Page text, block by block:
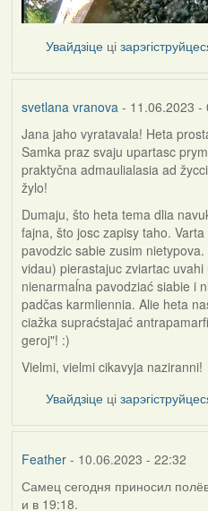
Увайдзіце ці
svetlana vranova- 11.06.2023 -
Jana jaho vyratavala! Heta
Samka praz svaju upartasc
praktyčna admaulialasia ad
žylo!
Dumaju, što heta tema dlia
fajna, što josc zapisy taho.
pavodzic sabie zusim
vidau) pierastajuc zviartac
nienarmaĺna pavodziać siabie i
padčas karmliennia. Alie heta
ciažka supraćstajać
geroj"! :)
Vielmi, vielmi cikavyja naziranni!
Увайдзіце ці
Feather- 10.06.2023 - 22:32
Самец сегодня приносил
и в 19:18.